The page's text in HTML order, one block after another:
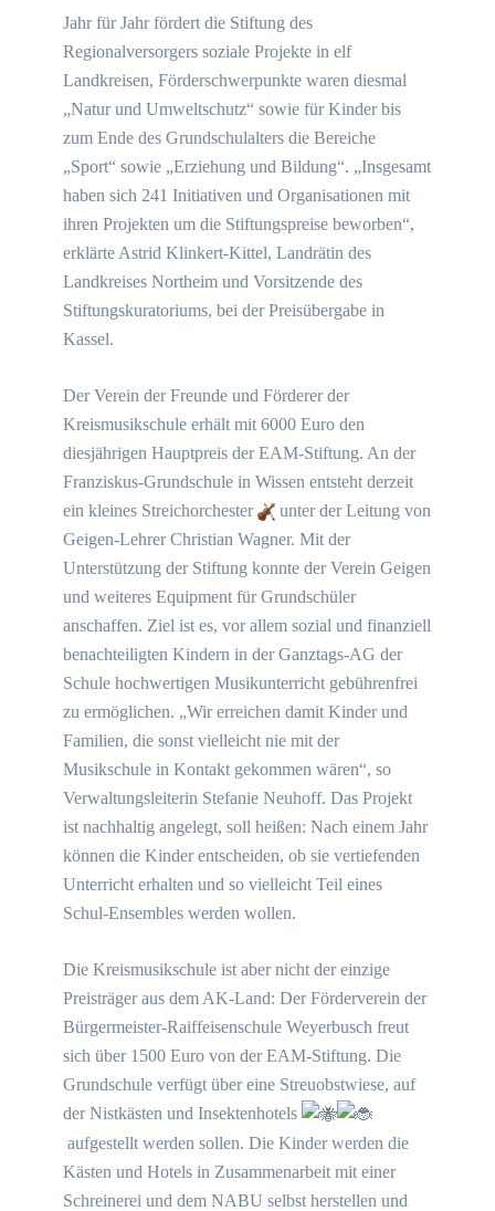
Jahr für Jahr fördert die Stiftung des
Regionalversorgers soziale Projekte in elf
Landkreisen, Förderschwerpunkte waren diesmal
„Natur und Umweltschutz“ sowie für Kinder bis
zum Ende des Grundschulalters die Bereiche
„Sport“ sowie „Erziehung und Bildung“. „Insgesamt
haben sich 241 Initiativen und Organisationen mit
ihren Projekten um die Stiftungspreise beworben“,
erklärte Astrid Klinkert-Kittel, Landrätin des
Landkreises Northeim und Vorsitzende des
Stiftungskuratoriums, bei der Preisübergabe in
Kassel.
Der Verein der Freunde und Förderer der
Kreismusikschule erhält mit 6000 Euro den
diesjährigen Hauptpreis der EAM-Stiftung. An der
Franziskus-Grundschule in Wissen entsteht derzeit
ein kleines Streichorchester
unter der Leitung von
Geigen-Lehrer Christian Wagner. Mit der
Unterstützung der Stiftung konnte der Verein Geigen
und weiteres Equipment für Grundschüler
anschaffen. Ziel ist es, vor allem sozial und finanziell
benachteiligten Kindern in der Ganztags-AG der
Schule hochwertigen Musikunterricht gebührenfrei
zu ermöglichen. „Wir erreichen damit Kinder und
Familien, die sonst vielleicht nie mit der
Musikschule in Kontakt gekommen wären“, so
Verwaltungsleiterin Stefanie Neuhoff. Das Projekt
ist nachhaltig angelegt, soll heißen: Nach einem Jahr
können die Kinder entscheiden, ob sie vertiefenden
Unterricht erhalten und so vielleicht Teil eines
Schul-Ensembles werden wollen.
Die Kreismusikschule ist aber nicht der einzige
Preisträger aus dem AK-Land: Der Förderverein der
Bürgermeister-Raiffeisenschule Weyerbusch freut
sich über 1500 Euro von der EAM-Stiftung. Die
Grundschule verfügt über eine Streuobstwiese, auf
der Nistkästen und Insektenhotels
aufgestellt werden sollen. Die Kinder werden die
Kästen und Hotels in Zusammenarbeit mit einer
Schreinerei und dem NABU selbst herstellen und